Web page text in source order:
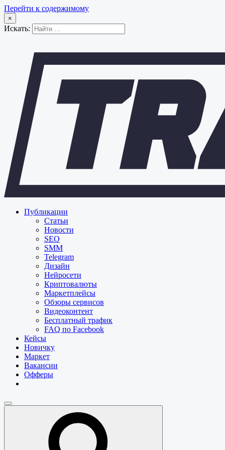
Перейти к содержимому
×
Искать:
Публикации
Статьи
Новости
SEO
SMM
Telegram
Дизайн
Нейросети
Криптовалюты
Маркетплейсы
Обзоры сервисов
Видеоконтент
Бесплатный трафик
FAQ по Facebook
Кейсы
Новичку
Маркет
Вакансии
Офферы